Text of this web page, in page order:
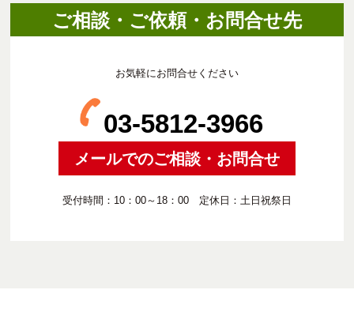
ご相談・ご依頼・お問合せ先
お気軽にお問合せください
03-5812-3966
メールでのご相談・お問合せ
受付時間：10：00～18：00 定休日：土日祝祭日